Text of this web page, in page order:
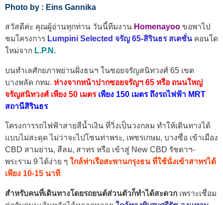
Photo by : Eins Gannika
สวัสดีค่ะ คุณผู้อ่านทุกท่าน วันนี้ทีมงาน Homenayoo ขอพาไป
ชมโครงการ Lumpini Selected จรัญ 65-สิรินธร สเตชั่น คอนโด
ใหม่จาก L.P.N.
บนทำเลศักยภาพย่านฝั่งธนฯ ในซอยจรัญสนิทวงศ์ 65 เขต
บางพลัด กทม. ห่างจากหน้าปากซอยจรัญฯ 65 หรือ ถนนใหญ่
จรัญสนิทวงศ์ เพียง 50 เมตร เพียง 150 เมตร ถึงรถไฟฟ้า MRT
สถานีสิรินธร
โครงการรถไฟฟ้าสายสีน้ำเงิน ที่วิ่งเป็นวงกลม ทำให้เดินทางได้
แบบไม่สะดุด ไม่ว่าจะไปโซนท่าพระ, เพชรเกษม, บางซื่อ เข้าเมือง
CBD สามย่าน, สีลม, สาทร หรือ เข้าสู่ New CBD รัชดาฯ-
พระราม 9 ได้ง่าย ๆ ใกล้ท่าเรือสะพานกรุงธน ที่ใช้นั่งเข้าสาทรได้
เพียง 10-15 นาที
สำหรับคนที่เดินทางโดยรถยนต์ส่วนตัวก็ทำได้สะดวก เพราะเชื่อม